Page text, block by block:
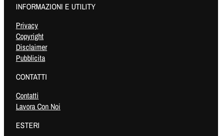
INFORMAZIONI E UTILITY
Privacy
Copyright
Disclaimer
Pubblicita
CONTATTI
Contatti
Lavora Con Noi
ESTERI